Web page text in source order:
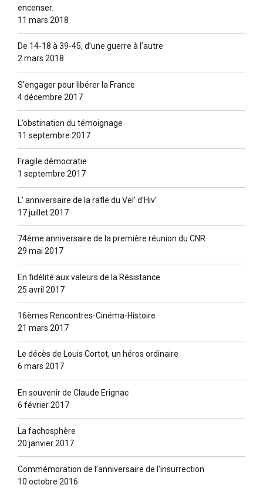
encenser.
11 mars 2018
De 14-18 à 39-45, d’une guerre à l’autre
2 mars 2018
S’engager pour libérer la France
4 décembre 2017
L’obstination du témoignage
11 septembre 2017
Fragile démocratie
1 septembre 2017
L’ anniversaire de la rafle du Vel’ d’Hiv’
17 juillet 2017
74ème anniversaire de la première réunion du CNR
29 mai 2017
En fidélité aux valeurs de la Résistance
25 avril 2017
16èmes Rencontres-Cinéma-Histoire
21 mars 2017
Le décès de Louis Cortot, un héros ordinaire
6 mars 2017
En souvenir de Claude Erignac
6 février 2017
La fachosphère
20 janvier 2017
Commémoration de l’anniversaire de l’insurrection
10 octobre 2016